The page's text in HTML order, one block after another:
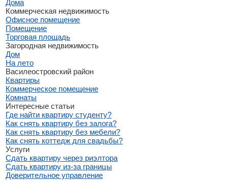
Дома
Коммерческая недвижимость
Офисное помещение
Помещение
Торговая площадь
Загородная недвижимость
Дом
На лето
Василеостровский район
Квартиры
Коммерческое помещение
Комнаты
Интересные статьи
Где найти квартиру студенту?
Как снять квартиру без залога?
Как снять квартиру без мебели?
Как снять коттедж для свадьбы?
Услуги
Сдать квартиру через риэлтора
Сдать квартиру из-за границы
Доверительное управление